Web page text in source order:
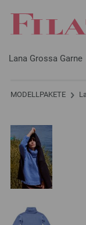
Lana Grossa Garne
MODELLPAKETE